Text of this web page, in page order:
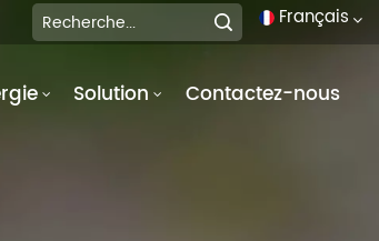
Français
Solution Contactez-nous